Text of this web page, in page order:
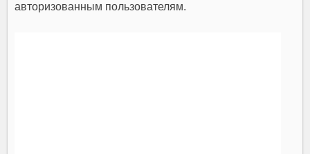
авторизованным пользователям.